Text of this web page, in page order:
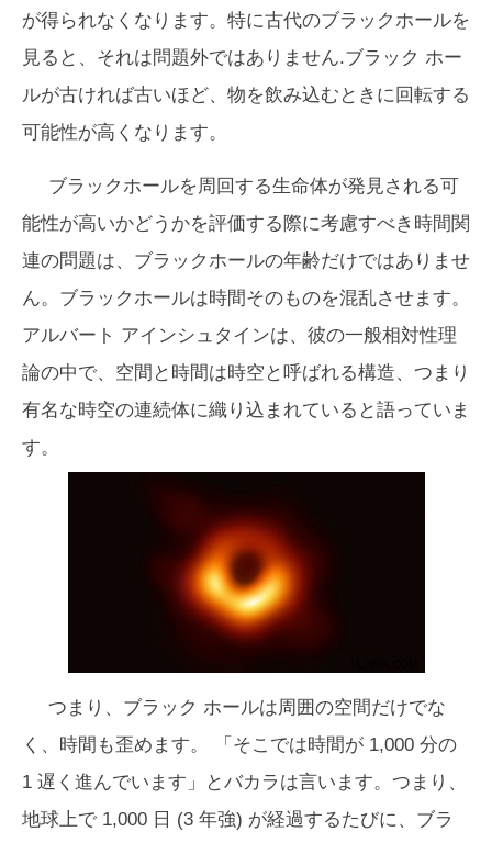
が得られなくなります。特に古代のブラックホールを
見ると、それは問題外ではありません.ブラック ホー
ルが古ければ古いほど、物を飲み込むときに回転する
可能性が高くなります。
ブラックホールを周回する生命体が発見される可
能性が高いかどうかを評価する際に考慮すべき時間関
連の問題は、ブラックホールの年齢だけではありませ
ん。ブラックホールは時間そのものを混乱させます。
アルバート アインシュタインは、彼の一般相対性理
論の中で、空間と時間は時空と呼ばれる構造、つまり
有名な時空の連続体に織り込まれていると語っていま
す。
つまり、ブラック ホールは周囲の空間だけでな
く、時間も歪めます。 「そこでは時間が 1,000 分の
1 遅く進んでいます」とバカラは言います。つまり、
地球上で 1,000 日 (3 年強) が経過するたびに、ブラ